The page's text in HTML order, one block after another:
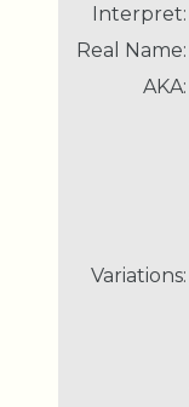
Interpret:
Real Name:
AKA:
Variations: